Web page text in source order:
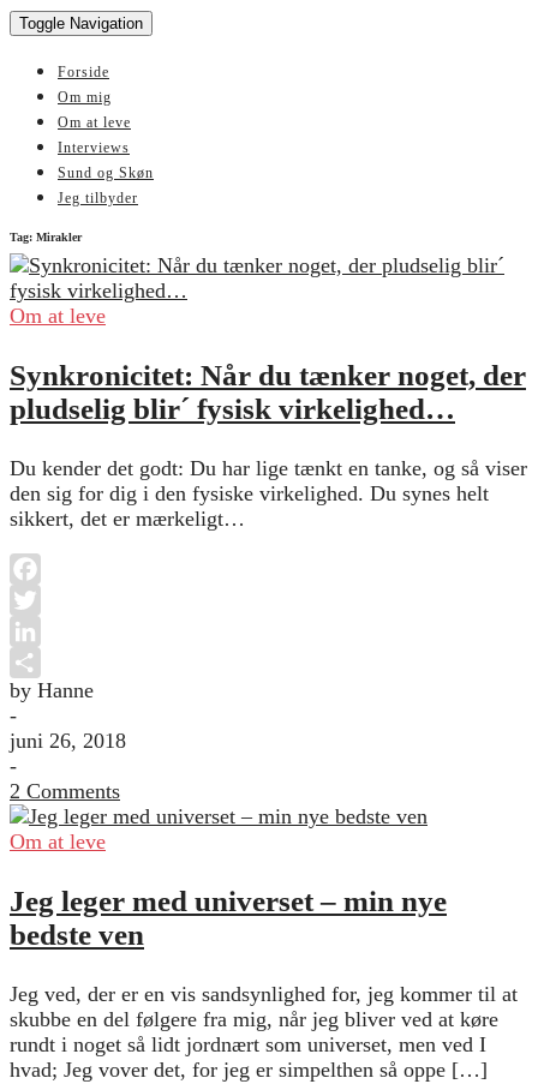
Toggle Navigation
Forside
Om mig
Om at leve
Interviews
Sund og Skøn
Jeg tilbyder
Tag: Mirakler
Om at leve
Synkronicitet: Når du tænker noget, der
pludselig blir´ fysisk virkelighed…
Du kender det godt: Du har lige tænkt en tanke, og så viser
den sig for dig i den fysiske virkelighed. Du synes helt
sikkert, det er mærkeligt…
Facebook
Twitter
LinkedIn
Share
by Hanne
-
juni 26, 2018
-
2 Comments
Om at leve
Jeg leger med universet – min nye
bedste ven
Jeg ved, der er en vis sandsynlighed for, jeg kommer til at
skubbe en del følgere fra mig, når jeg bliver ved at køre
rundt i noget så lidt jordnært som universet, men ved I
hvad; Jeg vover det, for jeg er simpelthen så oppe […]